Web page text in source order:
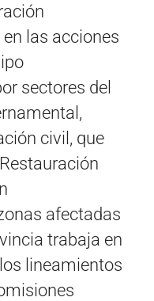
las acciones
sectores del
civil, que
afectadas
trabaja en
lineamientos